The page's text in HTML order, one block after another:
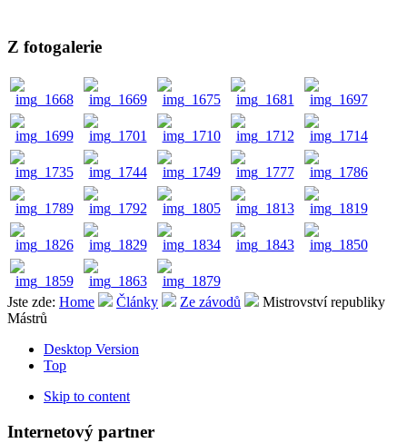
Z fotogalerie
Jste zde: Home Články Ze závodů
Mistrovství republiky
Mástrů
Desktop Version
Top
Skip to content
Internetový partner